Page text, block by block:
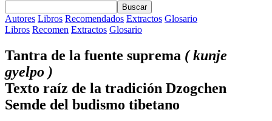
Buscar
Autores Libros Recomendados Extractos Glosario
Libros Recomen Extractos Glosario
Tantra de la fuente suprema ( kunje
gyelpo )
Texto raíz de la tradición Dzogchen
Semde del budismo tibetano